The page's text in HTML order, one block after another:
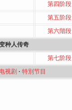
第四阶段
第五阶段
第六階段
种人传奇
第七阶段
电视剧 · 特別节目